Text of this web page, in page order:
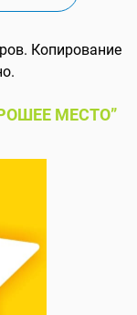
Копирование
МЕСТО”